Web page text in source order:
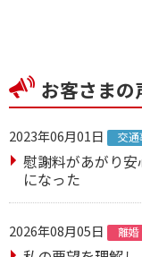
お客さまの
2023年06月01日 交通
慰謝料があがり
になった
2026年08月05日 離婚